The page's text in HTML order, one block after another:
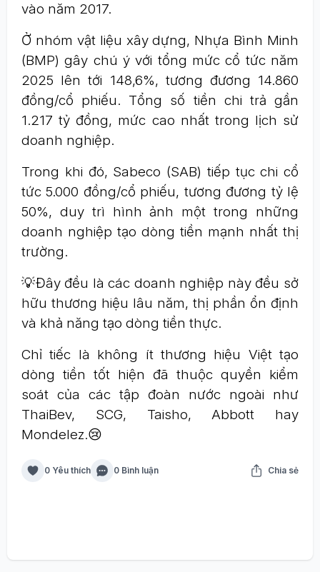
vào năm 2017.
Ở nhóm vật liệu xây dựng, Nhựa Bình Minh
(BMP) gây chú ý với tổng mức cổ tức năm
2025 lên tới 148,6%, tương đương 14.860
đồng/cổ phiếu. Tổng số tiền chi trả gần
1.217 tỷ đồng, mức cao nhất trong lịch sử
doanh nghiệp.
Trong khi đó, Sabeco (SAB) tiếp tục chi cổ
tức 5.000 đồng/cổ phiếu, tương đương tỷ lệ
50%, duy trì hình ảnh một trong những
doanh nghiệp tạo dòng tiền mạnh nhất thị
trường.
💡Đây đều là các doanh nghiệp này đều sở
hữu thương hiệu lâu năm, thị phần ổn định
và khả năng tạo dòng tiền thực.
Chỉ tiếc là không ít thương hiệu Việt tạo
dòng tiền tốt hiện đã thuộc quyền kiểm
soát của các tập đoàn nước ngoài như
ThaiBev, SCG, Taisho, Abbott hay
Mondelez.😢
0 Yêu thích 0 Bình luận Chia sẻ